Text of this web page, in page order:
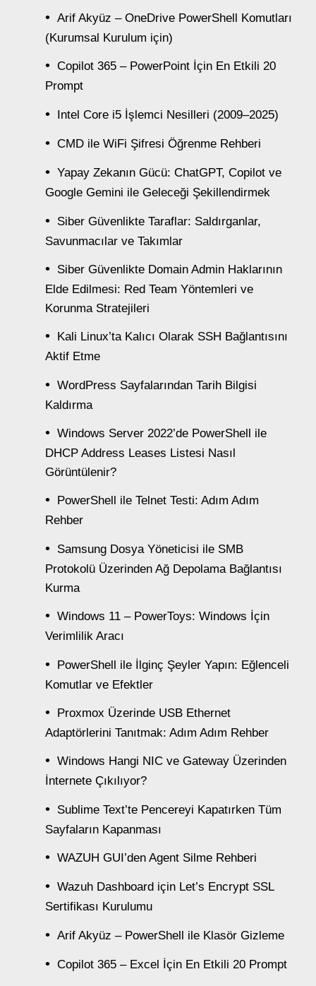
Arif Akyüz – OneDrive PowerShell Komutları
(Kurumsal Kurulum için)
Copilot 365 – PowerPoint İçin En Etkili 20
Prompt
Intel Core i5 İşlemci Nesilleri (2009–2025)
CMD ile WiFi Şifresi Öğrenme Rehberi
Yapay Zekanın Gücü: ChatGPT, Copilot ve
Google Gemini ile Geleceği Şekillendirmek
Siber Güvenlikte Taraflar: Saldırganlar,
Savunmacılar ve Takımlar
Siber Güvenlikte Domain Admin Haklarının
Elde Edilmesi: Red Team Yöntemleri ve
Korunma Stratejileri
Kali Linux’ta Kalıcı Olarak SSH Bağlantısını
Aktif Etme
WordPress Sayfalarından Tarih Bilgisi
Kaldırma
Windows Server 2022’de PowerShell ile
DHCP Address Leases Listesi Nasıl
Görüntülenir?
PowerShell ile Telnet Testi: Adım Adım
Rehber
Samsung Dosya Yöneticisi ile SMB
Protokolü Üzerinden Ağ Depolama Bağlantısı
Kurma
Windows 11 – PowerToys: Windows İçin
Verimlilik Aracı
PowerShell ile İlginç Şeyler Yapın: Eğlenceli
Komutlar ve Efektler
Proxmox Üzerinde USB Ethernet
Adaptörlerini Tanıtmak: Adım Adım Rehber
Windows Hangi NIC ve Gateway Üzerinden
İnternete Çıkılıyor?
Sublime Text’te Pencereyi Kapatırken Tüm
Sayfaların Kapanması
WAZUH GUI’den Agent Silme Rehberi
Wazuh Dashboard için Let’s Encrypt SSL
Sertifikası Kurulumu
Arif Akyüz – PowerShell ile Klasör Gizleme
Copilot 365 – Excel İçin En Etkili 20 Prompt